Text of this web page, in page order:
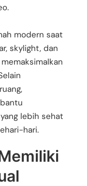
modern saat
skylight, dan
lebih sehat
hari.